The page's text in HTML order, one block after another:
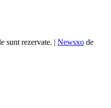
sunt rezervate. | Newsxo de